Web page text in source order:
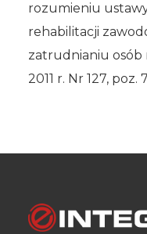
rozumieniu
rehabilitacji
zatrudnianiu osób
2011 r. Nr 127, poz.